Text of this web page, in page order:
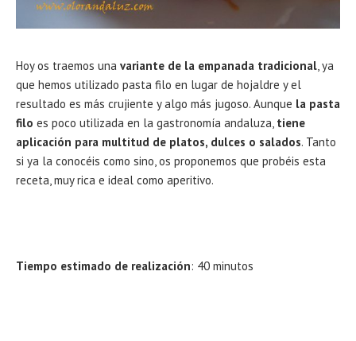
Hoy os traemos una variante de la empanada tradicional, ya
que hemos utilizado pasta filo en lugar de hojaldre y el
resultado es más crujiente y algo más jugoso. Aunque la pasta
filo es poco utilizada en la gastronomía andaluza, tiene
aplicación para multitud de platos, dulces o salados. Tanto
si ya la conocéis como sino, os proponemos que probéis esta
receta, muy rica e ideal como aperitivo.
Tiempo estimado de realización: 40 minutos